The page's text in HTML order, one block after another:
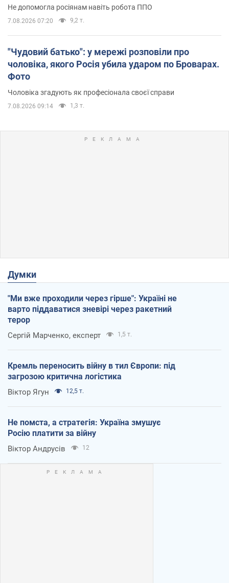
Не допомогла росіянам навіть робота ППО
7.08.2026 07:20 9,2 т.
"Чудовий батько": у мережі розповіли про
чоловіка, якого Росія убила ударом по Броварах.
Фото
Чоловіка згадують як професіонала своєї справи
7.08.2026 09:14 1,3 т.
Думки
"Ми вже проходили через гірше": Україні не
варто піддаватися зневірі через ракетний
терор
Сергій Марченко, експерт 1,5 т.
Кремль переносить війну в тил Європи: під
загрозою критична логістика
Віктор Ягун 12,5 т.
Не помста, а стратегія: Україна змушує
Росію платити за війну
Віктор Андрусів 12